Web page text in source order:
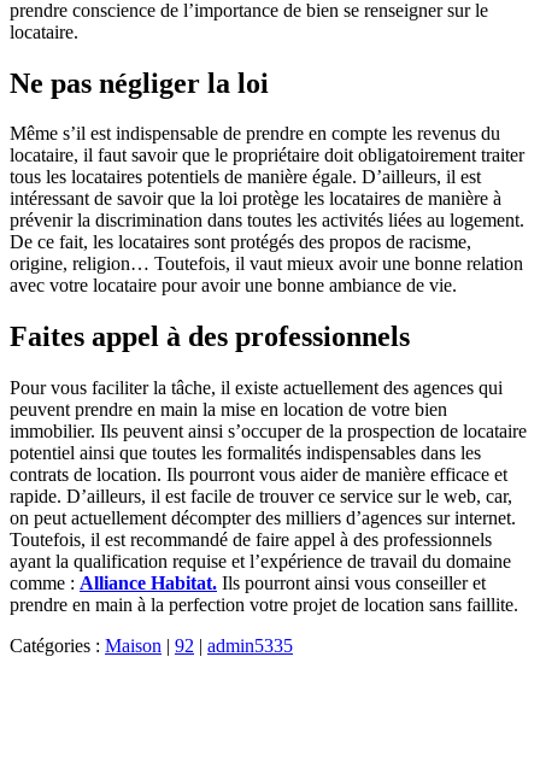
prendre conscience de l’importance de bien se renseigner sur le
locataire.
Ne pas négliger la loi
Même s’il est indispensable de prendre en compte les revenus du
locataire, il faut savoir que le propriétaire doit obligatoirement traiter
tous les locataires potentiels de manière égale. D’ailleurs, il est
intéressant de savoir que la loi protège les locataires de manière à
prévenir la discrimination dans toutes les activités liées au logement.
De ce fait, les locataires sont protégés des propos de racisme,
origine, religion… Toutefois, il vaut mieux avoir une bonne relation
avec votre locataire pour avoir une bonne ambiance de vie.
Faites appel à des professionnels
Pour vous faciliter la tâche, il existe actuellement des agences qui
peuvent prendre en main la mise en location de votre bien
immobilier. Ils peuvent ainsi s’occuper de la prospection de locataire
potentiel ainsi que toutes les formalités indispensables dans les
contrats de location. Ils pourront vous aider de manière efficace et
rapide. D’ailleurs, il est facile de trouver ce service sur le web, car,
on peut actuellement décompter des milliers d’agences sur internet.
Toutefois, il est recommandé de faire appel à des professionnels
ayant la qualification requise et l’expérience de travail du domaine
comme : Alliance Habitat. Ils pourront ainsi vous conseiller et
prendre en main à la perfection votre projet de location sans faillite.
Catégories : Maison | 92 | admin5335